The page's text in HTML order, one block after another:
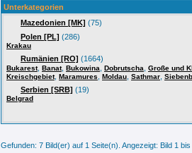
Unterkategorien
Mazedonien [MK] (75)
Polen [PL] (286)
Krakau
Rumänien [RO] (1664)
Bukarest, Banat, Bukowina Dobrutscha
Große und
Kreischgebiet, Maramures Moldau Sathmar
Serbien [SRB] (19)
Belgrad
Gefunden: 7 Bild(er) auf 1 Seite(n). Angezeigt: Bild 1 bis